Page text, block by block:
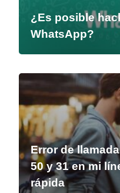
¿Es posible
WhatsApp?
Error de
50 y 31 en mi
rápida